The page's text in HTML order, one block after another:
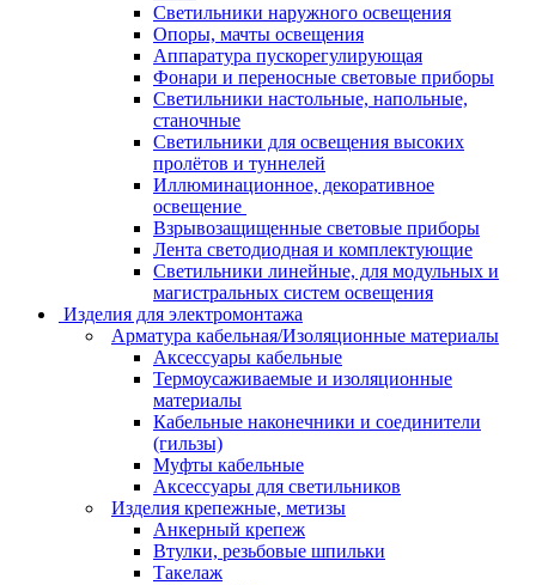
Светильники наружного освещения
Опоры, мачты освещения
Аппаратура пускорегулирующая
Фонари и переносные световые приборы
Светильники настольные, напольные,
станочные
Светильники для освещения высоких
пролётов и туннелей
Иллюминационное, декоративное
освещение
Взрывозащищенные световые приборы
Лента светодиодная и комплектующие
Светильники линейные, для модульных и
магистральных систем освещения
Изделия для электромонтажа
Арматура кабельная/Изоляционные материалы
Аксессуары кабельные
Термоусаживаемые и изоляционные
материалы
Кабельные наконечники и соединители
(гильзы)
Муфты кабельные
Аксессуары для светильников
Изделия крепежные, метизы
Анкерный крепеж
Втулки, резьбовые шпильки
Такелаж